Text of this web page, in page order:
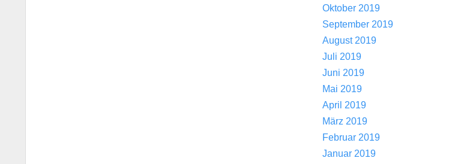
Oktober 2019
September 2019
August 2019
Juli 2019
Juni 2019
Mai 2019
April 2019
März 2019
Februar 2019
Januar 2019